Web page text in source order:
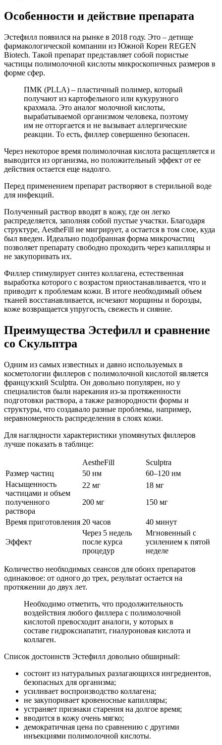
Особенности и действие препарата
Эстефилл появился на рынке в 2018 году. Это – детище
фармакологической компании из Южной Кореи REGEN
Biotech. Такой препарат представляет собой пористые
частицы полимолочной кислоты микроскопичных размеров в
форме сфер.
ПМК (PLLA) – пластичный полимер, который
получают из картофельного или кукурузного
крахмала. Это аналог молочной кислоты,
вырабатываемой организмом человека, поэтому
им не отторгается и не вызывает аллергические
реакции. То есть, филлер совершенно безопасен.
Через некоторое время полимолочная кислота расщепляется и
выводится из организма, но положительный эффект от ее
действия остается еще надолго.
Перед применением препарат растворяют в стерильной воде
для инфекций.
Полученный раствор вводят в кожу, где он легко
распределяется, заполняя собой пустые участки. Благодаря
структуре, AestheFill не мигрирует, а остается в том слое, куда
был введен. Идеально подобранная форма микрочастиц
позволяет препарату свободно проходить через капилляры и
не закупоривать их.
Филлер стимулирует синтез коллагена, естественная
выработка которого с возрастом приостанавливается, что и
приводит к проблемам кожи. В итоге необходимый объем
тканей восстанавливается, исчезают морщины и борозды,
коже возвращается упругость, свежесть и сияние.
Преимущества Эстефилл и сравнение
со Скульптра
Одним из самых известных и давно используемых в
косметологии филлеров с полимолочной кислотой является
французский Sculptra. Он довольно популярен, но у
специалистов были нарекания из-за протяженности
подготовки раствора, а также разнородности формы и
структуры, что создавало разные проблемы, например,
неравномерность распределения в слоях кожи.
Для наглядности характеристики упомянутых филлеров
лучше показать в таблице:
AestheFill
Sculptra
Размер частиц
50 нм
60–120 нм
Насыщенность
частицами и объем
полученного
раствора
22 мг
200 мг
18 мг
150 мг
Время приготовления 20 часов 40 минут
Эффект
Через 5 недель
после курса
процедур
Мгновенный с
усилением к пятой
неделе
Количество необходимых сеансов для обоих препаратов
одинаковое: от одного до трех, результат остается на
протяжении до двух лет.
Необходимо отметить, что продолжительность
воздействия любого филлера с полимолочной
кислотой превосходит аналоги, у которых в
составе гидроксиапатит, гиалуроновая кислота и
коллаген.
Список достоинств Эстефилл довольно обширный:
состоит из натуральных разлагающихся ингредиентов,
безопасных для организма;
усиливает воспроизводство коллагена;
не закупоривает кровеносные капилляры;
устраняет признаки старения на долгое время;
вводится в кожу очень мягко;
демократичная цена по сравнению с другими
инъекциями полимолочной кислоты.